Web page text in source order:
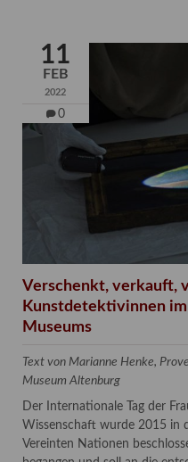
11
FEB
2022
0
Verschenkt, verkauft,
Kunstdetektivinnen
Museums
Text von Marianne Henke,
Museum Altenburg
Der Internationale Tag der
Wissenschaft wurde 2015 in
Vereinten Nationen